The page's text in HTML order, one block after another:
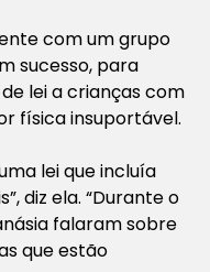
com um grupo
sucesso, para
lei a crianças com
física insuportável.
lei que incluía
diz ela. “Durante o
falaram sobre
que estão